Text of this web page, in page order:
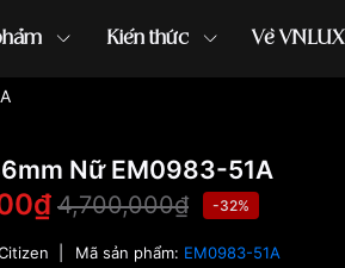
Kiến thức Về VNLUX
Nữ EM0983-51A
4,700,000₫ -32%
Mã sản phẩm: EM0983-51A